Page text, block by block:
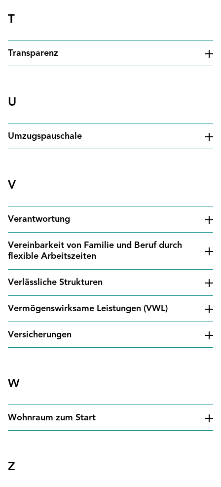
T
Transparenz
U
Umzugspauschale
V
Verantwortung
Vereinbarkeit von Familie und Beruf durch
flexible Arbeitszeiten
Verlässliche Strukturen
Vermögenswirksame Leistungen (VWL)
Versicherungen
W
Wohnraum zum Start
Z